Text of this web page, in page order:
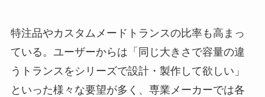
特注品やカスタムメードトランスの比率も高まっ
ている。ユーザーからは「同じ大きさで容量の違
うトランスをシリーズで設計・製作して欲しい」
といった様々な要望が多く、専業メーカーでは各